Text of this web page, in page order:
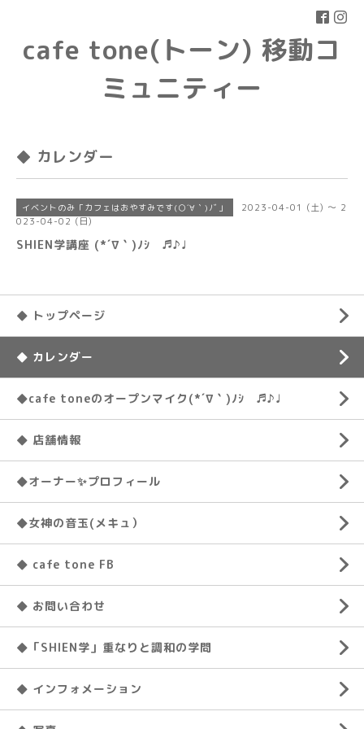
cafe tone(トーン) 移動コ
ミュニティー
◆ カレンダー
イベントのみ「カフェはおやすみです(○´∀｀)ﾉﾞ」
2023-04-01 (土) ～ 2
023-04-02 (日)
SHIEN学講座 (*´∇｀)ﾉｼ ♬♪♩
◆ トップページ
◆ カレンダー
◆cafe toneのオープンマイク(*´∇｀)ﾉｼ ♬♪♩
◆ 店舗情報
◆オーナー✨プロフィール
◆女神の音玉(メキュ）
◆ cafe tone FB
◆ お問い合わせ
◆「SHIEN学」重なりと調和の学問
◆ インフォメーション